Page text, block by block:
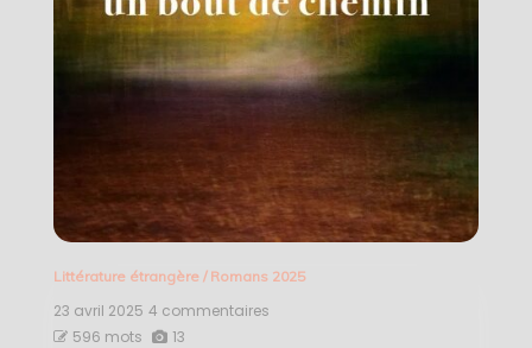
Littérature étrangère/ Romans 2025
23 avril 2025 4 commentaires
596 mots 13